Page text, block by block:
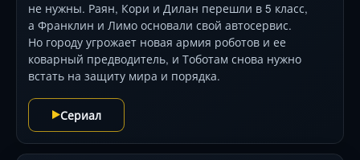
не нужны. Раян, Кори и Дилан перешли в 5 класс,
а Франклин и Лимо основали свой автосервис.
Но городу угрожает новая армия роботов и ее
коварный предводитель, и Тоботам снова нужно
встать на защиту мира и порядка.
Сериал